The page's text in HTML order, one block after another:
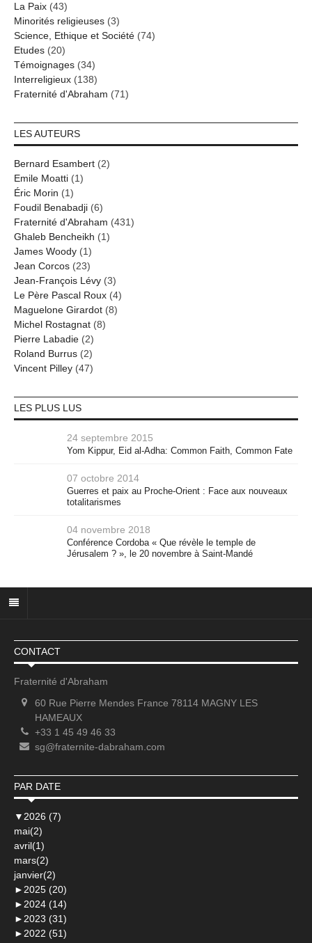
La Paix (43)
Minorités religieuses (3)
Science, Ethique et Société (74)
Etudes (20)
Témoignages (34)
Interreligieux (138)
Fraternité d'Abraham (71)
LES AUTEURS
Bernard Esambert (2)
Emile Moatti (1)
Éric Morin (1)
Foudil Benabadji (6)
Fraternité d'Abraham (431)
Ghaleb Bencheikh (1)
James Woody (1)
Jean Corcos (23)
Jean-François Lévy (3)
Le Père Pascal Roux (4)
Maguelone Girardot (8)
Michel Rostagnat (8)
Pierre Labadie (2)
Roland Burrus (2)
Vincent Pilley (47)
LES PLUS LUS
24 septembre 2015
Yom Kippur, Eid al-Adha: Common Faith, Common Fate
07 octobre 2014
Guerres et paix au Proche-Orient : Face aux nouveaux
totalitarismes
04 novembre 2018
Conférence Cordoba « Que révèle le temple de
Jérusalem ? », le 20 novembre à Saint-Mandé
CONTACT
Fraternité d'Abraham
60 Rue Pierre Mendes France 78114 MAGNY LES
HAMEAUX
+33 1 45 49 46 33
sg@fraternite-dabraham.com
PAR DATE
▼ 2026 (7)
mai(2)
avril(1)
mars(2)
janvier(2)
► 2025 (20)
► 2024 (14)
► 2023 (31)
► 2022 (51)